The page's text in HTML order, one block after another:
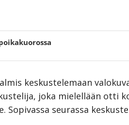
keskustelemaan
joka mielellään otti
Sopivassa seurassa